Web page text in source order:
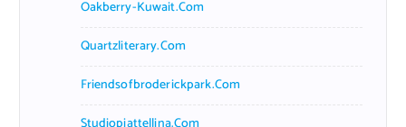
Oakberry-Kuwait.com
Quartzliterary.com
Friendsofbroderickpark.com